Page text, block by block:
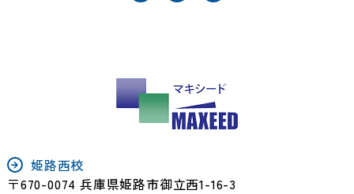
姫路西校
〒670-0074 兵庫県姫路市御立西1-16-3